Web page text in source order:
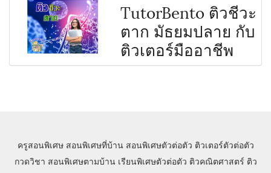
TutorBento ติวชีวะ
ตาก มัธยมปลาย กับ
ติวเตอร์มืออาชีพ
ครูสอนพิเศษ สอนพิเศษที่บ้าน สอนพิเศษตัวต่อตัว ติวเตอร์ตัวต่อตัว
กวดวิชา สอนพิเศษตามบ้าน เรียนพิเศษตัวต่อตัว ติวคณิตศาสตร์ ติว